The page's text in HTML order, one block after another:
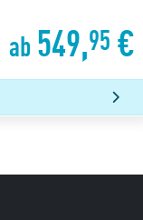
ab549,95 €